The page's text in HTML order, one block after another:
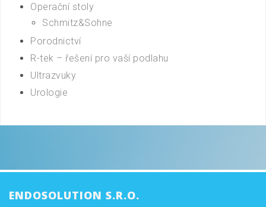
Operační stoly
Schmitz&Sohne
Porodnictví
R-tek – řešení pro vaší podlahu
Ultrazvuky
Urologie
ENDOSOLUTION S.R.O.